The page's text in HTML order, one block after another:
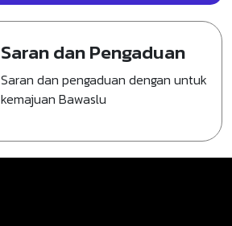
Saran dan Pengaduan
Saran dan pengaduan dengan untuk
kemajuan Bawaslu